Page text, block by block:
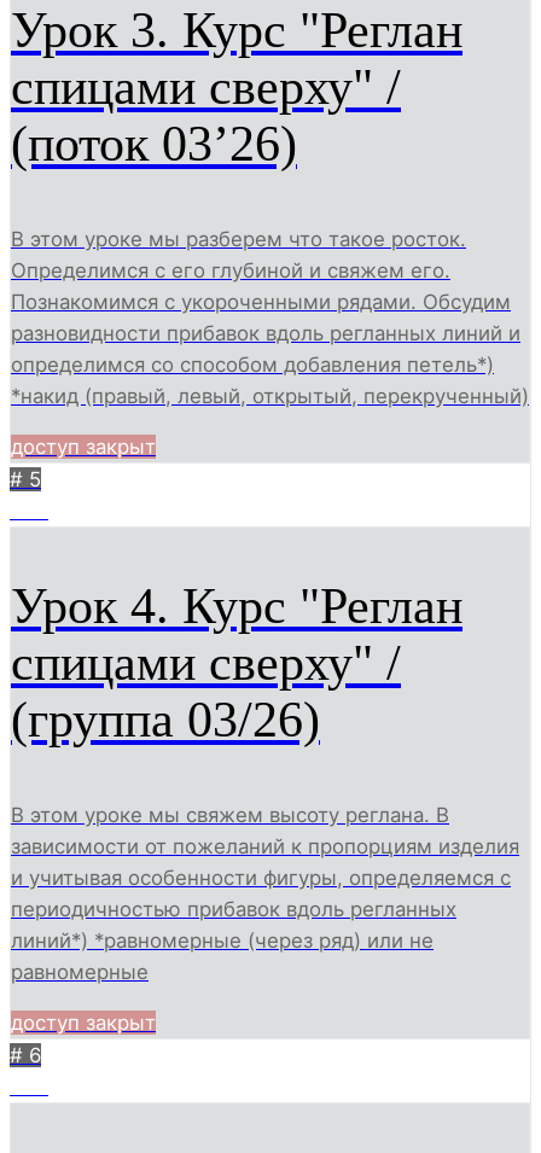
Урок 3. Курс "Реглан
спицами сверху" /
(поток 03’26)
В этом уроке мы разберем что такое росток.
Определимся с его глубиной и свяжем его.
Познакомимся с укороченными рядами. Обсудим
разновидности прибавок вдоль регланных линий и
определимся со способом добавления петель*)
*накид (правый, левый, открытый, перекрученный)
доступ закрыт
# 5
Урок 4. Курс "Реглан
спицами сверху" /
(группа 03/26)
В этом уроке мы свяжем высоту реглана. В
зависимости от пожеланий к пропорциям изделия
и учитывая особенности фигуры, определяемся с
периодичностью прибавок вдоль регланных
линий*) *равномерные (через ряд) или не
равномерные
доступ закрыт
# 6